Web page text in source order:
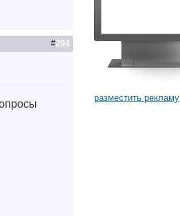
#204
разместить рекламу